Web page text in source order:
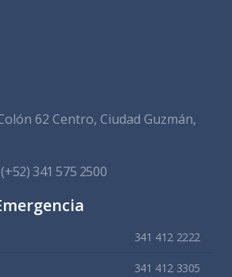
62 Centro, Ciudad Guzmán,
(+52) 341 575 2500
341 412 2222
341 412 3305